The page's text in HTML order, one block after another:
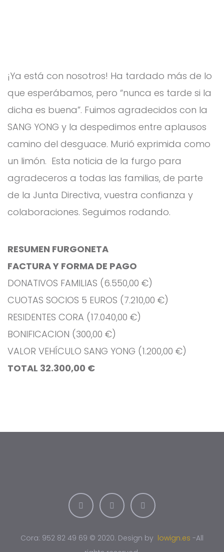
¡Ya está con nosotros! Ha tardado más de lo
que esperábamos, pero “nunca es tarde si la
dicha es buena”. Fuimos agradecidos con la
SANG YONG y la despedimos entre aplausos
camino del desguace. Murió exprimida como
un limón. Esta noticia de la furgo para
agradeceros a todas las familias, de parte
de la Junta Directiva, vuestra confianza y
colaboraciones. Seguimos rodando.
RESUMEN FURGONETA
FACTURA Y FORMA DE PAGO
DONATIVOS FAMILIAS (6.550,00 €)
CUOTAS SOCIOS 5 EUROS (7.210,00 €)
RESIDENTES CORA (17.040,00 €)
BONIFICACION (300,00 €)
VALOR VEHÍCULO SANG YONG (1.200,00 €)
TOTAL 32.300,00 €
Cora: 952 82 49 69 © 2020. Design by lowign.es -All